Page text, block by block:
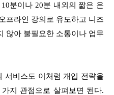
분이나 20분 내외의 짧은 온
프라인 강의로 유도하고 니즈
않아 불필요한 소통이나 업무
서비스도 이처럼 개입 전략을
지 관점으로 살펴보면 된다.